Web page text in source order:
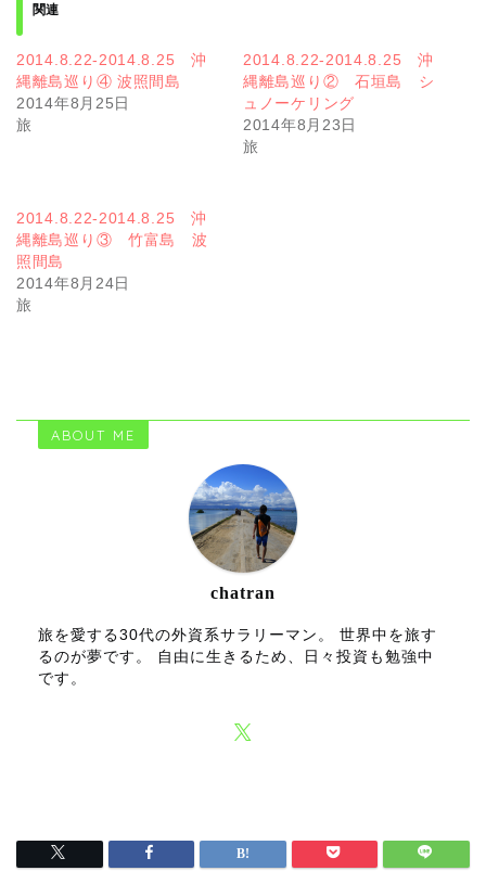
関連
2014.8.22-2014.8.25 沖
縄離島巡り④ 波照間島
2014年8月25日
旅
2014.8.22-2014.8.25 沖
縄離島巡り② 石垣島 シ
ュノーケリング
2014年8月23日
旅
2014.8.22-2014.8.25 沖
縄離島巡り③ 竹富島 波
照間島
2014年8月24日
旅
ABOUT ME
chatran
旅を愛する30代の外資系サラリーマン。 世界中を旅す
るのが夢です。 自由に生きるため、日々投資も勉強中
です。